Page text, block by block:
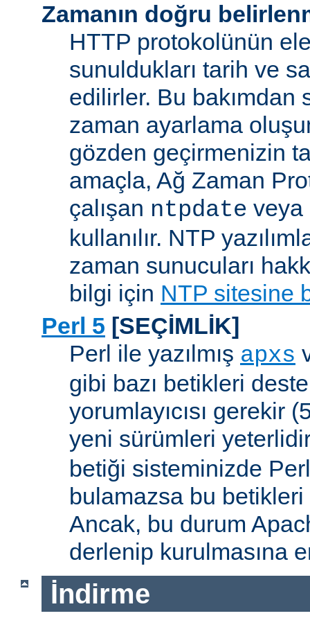
Zamanın doğru
HTTP protokolünün
sunuldukları tarih ve
edilirler. Bu bakımdan
zaman ayarlama
gözden geçirmenizin
amaçla, Ağ Zaman
çalışan ntpdate veya
kullanılır. NTP
zaman sunucuları
bilgi için NTP sitesine
Perl 5 [SEÇİMLİK]
Perl ile yazılmış apxs
gibi bazı betikleri
yorumlayıcısı gerekir
yeni sürümleri
betiği sisteminizde Perl
bulamazsa bu betikleri
Ancak, bu durum
derlenip kurulmasına
İndirme